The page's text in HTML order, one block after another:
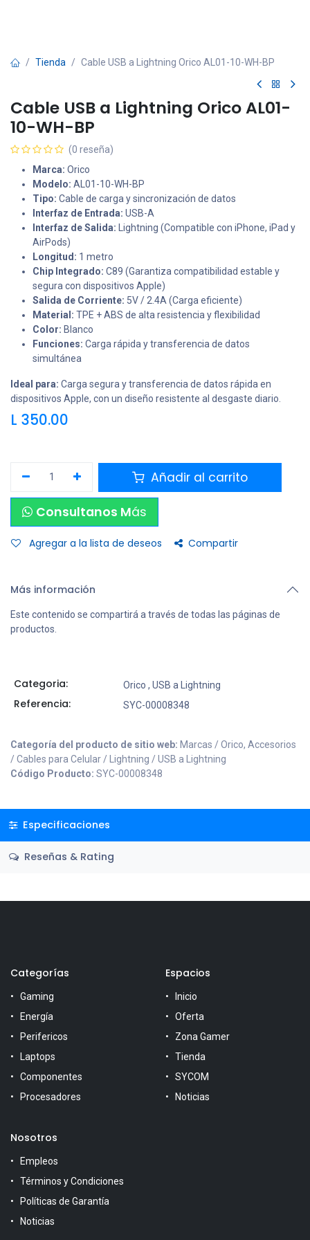
Tienda Cable USB a Lightning Orico AL01-10-WH-BP
Cable USB a Lightning Orico AL01-
10-WH-BP
(0 reseña)
Marca: Orico
Modelo: AL01-10-WH-BP
Tipo: Cable de carga y sincronización de datos
Interfaz de Entrada: USB-A
Interfaz de Salida: Lightning (Compatible con iPhone, iPad y
AirPods)
Longitud: 1 metro
Chip Integrado: C89 (Garantiza compatibilidad estable y
segura con dispositivos Apple)
Salida de Corriente: 5V / 2.4A (Carga eficiente)
Material: TPE + ABS de alta resistencia y flexibilidad
Color: Blanco
Funciones: Carga rápida y transferencia de datos
simultánea
Ideal para: Carga segura y transferencia de datos rápida en
dispositivos Apple, con un diseño resistente al desgaste diario.
L 350.00
Añadir al carrito
Consultanos Más
Agregar a la lista de deseos Compartir
Más información
Este contenido se compartirá a través de todas las páginas de
productos.
Categoria: Orico , USB a Lightning
Referencia: SYC-00008348
Categoría del producto de sitio web: Marcas / Orico, Accesorios
/ Cables para Celular / Lightning / USB a Lightning
Código Producto: SYC-00008348
Especificaciones
Reseñas & Rating
Categorías
Gaming
Energía
Perifericos
Laptops
Componentes
Procesadores
Espacios
Inicio
Oferta
Zona Gamer
Tienda
SYCOM
Noticias
Nosotros
Empleos
Términos y Condiciones
Políticas de Garantía
Noticias